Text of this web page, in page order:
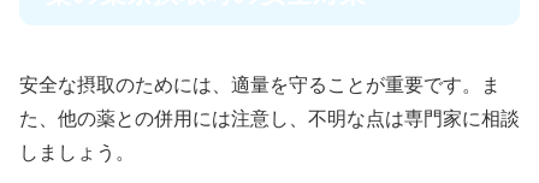
安全な摂取のためには、適量を守ることが重要です。ま
た、他の薬との併用には注意し、不明な点は専門家に相談
しましょう。